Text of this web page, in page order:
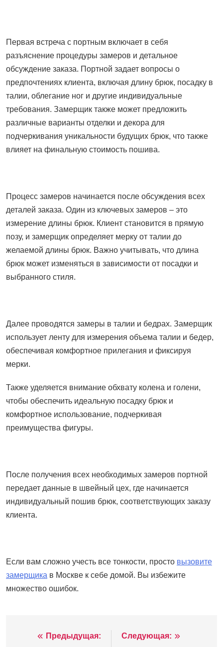
Первая встреча с портным включает в себя
разъяснение процедуры замеров и детальное
обсуждение заказа. Портной задает вопросы о
предпочтениях клиента, включая длину брюк, посадку в
талии, облегание ног и другие индивидуальные
требования. Замерщик также может предложить
различные варианты отделки и декора для
подчеркивания уникальности будущих брюк, что также
влияет на финальную стоимость пошива.
Процесс замеров начинается после обсуждения всех
деталей заказа. Один из ключевых замеров – это
измерение длины брюк. Клиент становится в прямую
позу, и замерщик определяет мерку от талии до
желаемой длины брюк. Важно учитывать, что длина
брюк может изменяться в зависимости от посадки и
выбранного стиля.
Далее проводятся замеры в талии и бедрах. Замерщик
использует ленту для измерения объема талии и бедер,
обеспечивая комфортное прилегания и фиксируя
мерки.
Также уделяется внимание обхвату колена и голени,
чтобы обеспечить идеальную посадку брюк и
комфортное использование, подчеркивая
преимущества фигуры.
После получения всех необходимых замеров портной
передает данные в швейный цех, где начинается
индивидуальный пошив брюк, соответствующих заказу
клиента.
Если вам сложно учесть все тонкости, просто вызовите
замерщика в Москве к себе домой. Вы избежите
множество ошибок.
Навигация
Предыдущая: Следующая: